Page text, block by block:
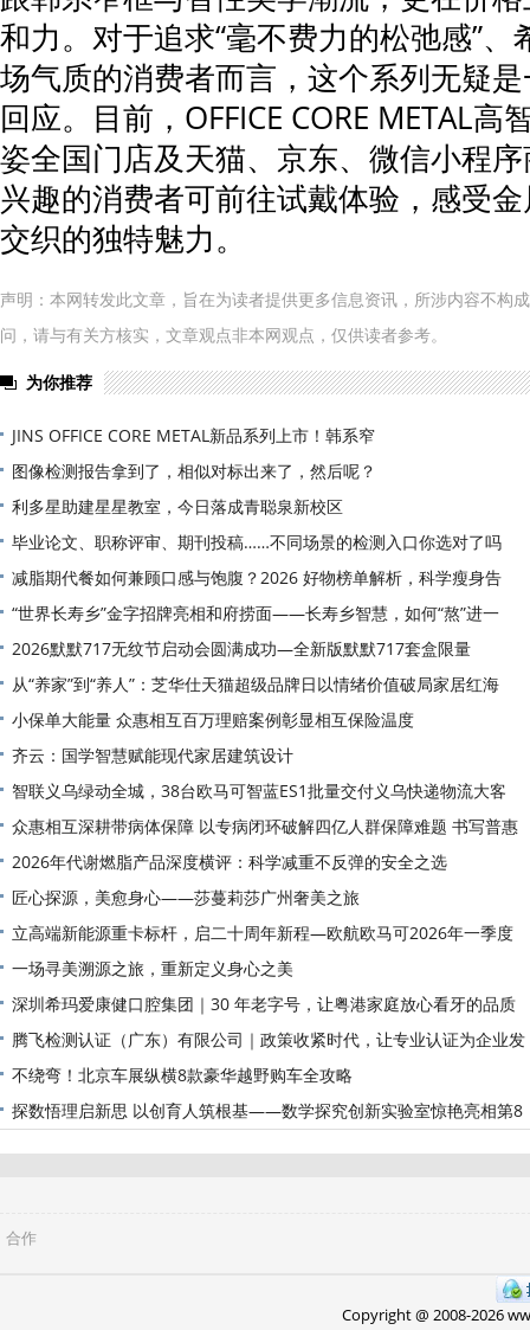
和力。对于追求“毫不费力的松弛感”
场气质的消费者而言，这个系列无疑
回应。目前，OFFICE CORE METAL高
姿全国门店及天猫、京东、微信小程
兴趣的消费者可前往试戴体验，感受
交织的独特魅力。
声明：本网转发此文章，旨在为读者提供更多信息资讯，所涉内容不构
问，请与有关方核实，文章观点非本网观点，仅供读者参考。
为你推荐
JINS OFFICE CORE METAL新品系列上市！韩系窄
图像检测报告拿到了，相似对标出来了，然后呢？
利多星助建星星教室，今日落成青聪泉新校区
毕业论文、职称评审、期刊投稿……不同场景的检测入口你选对了吗
减脂期代餐如何兼顾口感与饱腹？2026 好物榜单解析，科学瘦身告
“世界长寿乡”金字招牌亮相和府捞面——长寿乡智慧，如何“熬”进一
2026默默717无纹节启动会圆满成功—全新版默默717套盒限量
从“养家”到“养人”：芝华仕天猫超级品牌日以情绪价值破局家居红海
小保单大能量 众惠相互百万理赔案例彰显相互保险温度
齐云：国学智慧赋能现代家居建筑设计
智联义乌绿动全城，38台欧马可智蓝ES1批量交付义乌快递物流大客
众惠相互深耕带病体保障 以专病闭环破解四亿人群保障难题 书写普惠
2026年代谢燃脂产品深度横评：科学减重不反弹的安全之选
匠心探源，美愈身心——莎蔓莉莎广州奢美之旅
立高端新能源重卡标杆，启二十周年新程—欧航欧马可2026年一季度
一场寻美溯源之旅，重新定义身心之美
深圳希玛爱康健口腔集团｜30 年老字号，让粤港家庭放心看牙的品质
腾飞检测认证（广东）有限公司｜政策收紧时代，让专业认证为企业发
展
不绕弯！北京车展纵横8款豪华越野购车全攻略
探数悟理启新思 以创育人筑根基——数学探究创新实验室惊艳亮相第8
合作
Copyright @ 2008-2026